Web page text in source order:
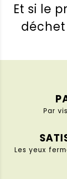
Et si le
Par
Les yeux